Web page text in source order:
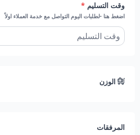
وقت التسليم *
اضغط هنا -لطلبات اليوم التواصل مع خدمة العملاء اولاً
الوزن
المرفقات